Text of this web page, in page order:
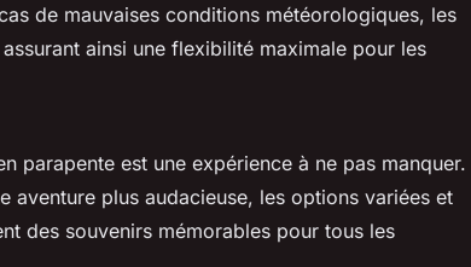
de mauvaises conditions météorologiques, les
ainsi une flexibilité maximale pour les
parapente est une expérience à ne pas manquer.
aventure plus audacieuse, les options variées et
des souvenirs mémorables pour tous les